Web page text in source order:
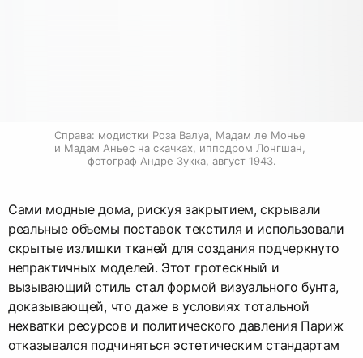
Справа: модистки Роза Валуа, Мадам ле Монье
и Мадам Аньес на скачках, ипподром Лонгшан,
фотограф Андре Зукка, август 1943.
Сами модные дома, рискуя закрытием, скрывали
реальные объемы поставок текстиля и использовали
скрытые излишки тканей для создания подчеркнуто
непрактичных моделей. Этот гротескный и
вызывающий стиль стал формой визуального бунта,
доказывающей, что даже в условиях тотальной
нехватки ресурсов и политического давления Париж
отказывался подчиняться эстетическим стандартам